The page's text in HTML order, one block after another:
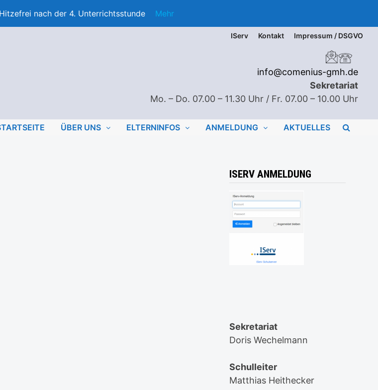
nach der 4. Unterrichtsstunde Mehr
IServ Kontakt Impressum / DSGVO
info@comenius-gmh.de
Sekretariat
Mo. – Do. 07.00 – 11.30 Uhr / Fr. 07.00 – 10.00 Uhr
ÜBER UNS ELTERNINFOS ANMELDUNG AKTUELLES
ISERV ANMELDUNG
Sekretariat
Doris Wechelmann
Schulleiter
Matthias Heithecker